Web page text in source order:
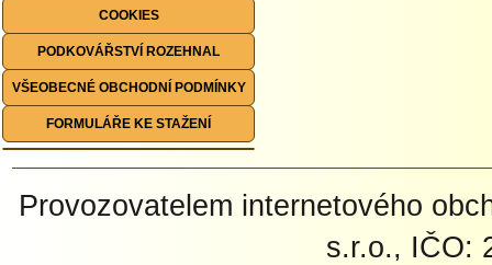
COOKIES
PODKOVÁŘSTVÍ ROZEHNAL
VŠEOBECNÉ OBCHODNÍ PODMÍNKY
FORMULÁŘE KE STAŽENÍ
Provozovatelem internetového
s.r.o., IČO: